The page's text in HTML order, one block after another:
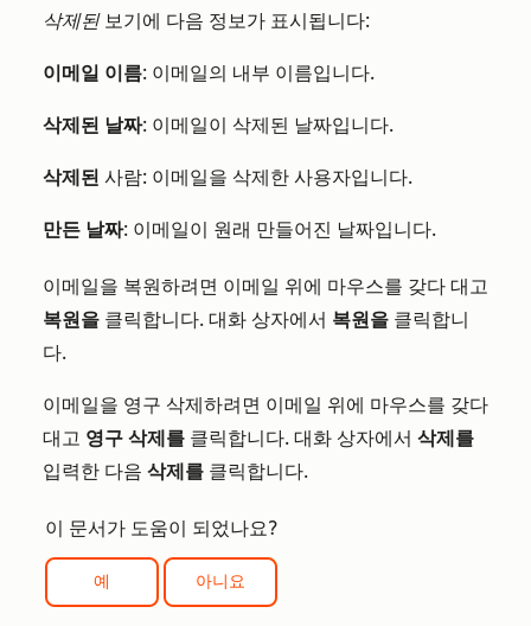
삭제된 보기에 다음 정보가 표시됩니다:
이메일 이름: 이메일의 내부 이름입니다.
삭제된 날짜: 이메일이 삭제된 날짜입니다.
삭제된 사람: 이메일을 삭제한 사용자입니다.
만든 날짜: 이메일이 원래 만들어진 날짜입니다.
이메일을 복원하려면 이메일 위에 마우스를 갖다 대고
복원을 클릭합니다. 대화 상자에서 복원을 클릭합니
다.
이메일을 영구 삭제하려면 이메일 위에 마우스를 갖다
대고 영구 삭제를 클릭합니다. 대화 상자에서 삭제를
입력한 다음 삭제를 클릭합니다.
이 문서가 도움이 되었나요?
예 아니요